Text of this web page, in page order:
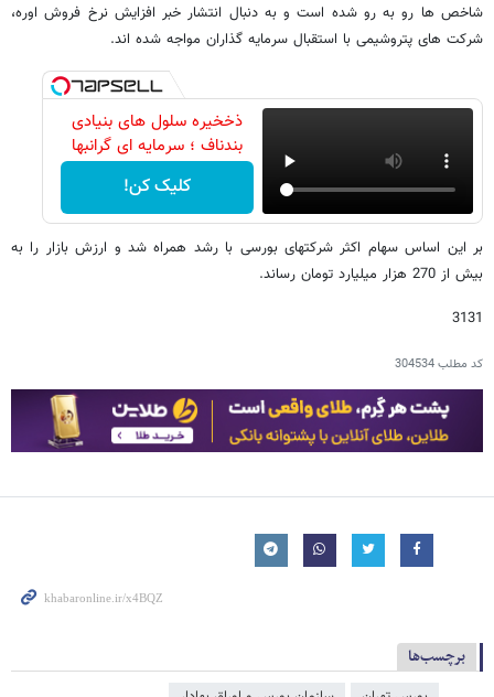
شاخص ها رو به رو شده است و به دنبال انتشار خبر افزایش نرخ فروش اوره،
شرکت های پتروشیمی با استقبال سرمایه گذاران مواجه شده اند.
ذخخیره سلول های بنیادی
بندناف ؛ سرمایه ای گرانبها
کلیک کن!
بر این اساس سهام اکثر شرکتهای بورسی با رشد همراه شد و ارزش بازار را به
بیش از 270 هزار میلیارد تومان رساند.
3131
کد مطلب304534
برچسب‌ها